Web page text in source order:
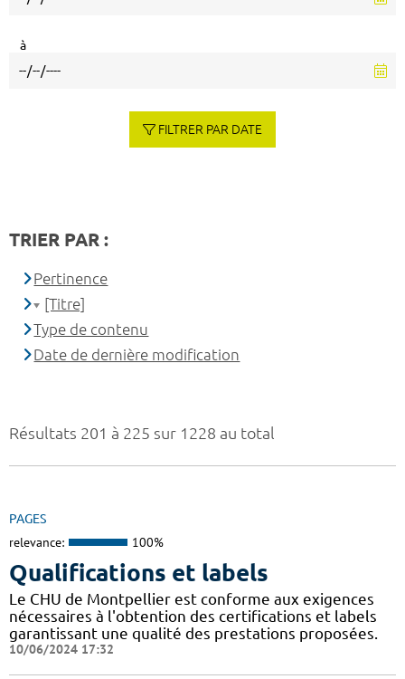
Résultats 201 à 225 sur 1228 au total
PAGES
relevance: 100%
Qualifications et labels
Le CHU de Montpellier est conforme aux exigences
nécessaires à l'obtention des certifications et labels
garantissant une qualité des prestations proposées.
10/06/2024 17:32
à
FILTRER PAR DATE
TRIER PAR :
Pertinence
[Titre]
Type de contenu
Date de dernière modification